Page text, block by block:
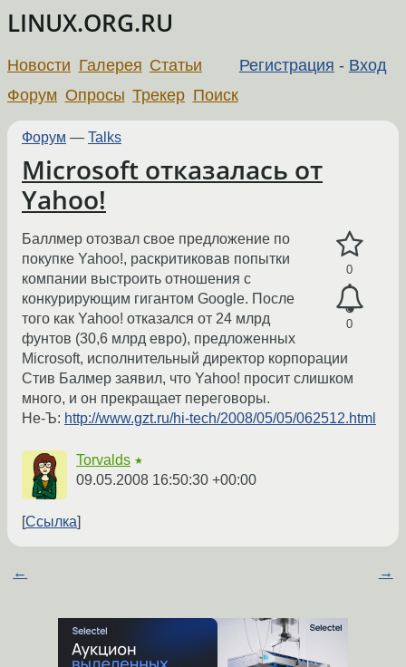
LINUX.ORG.RU
Регистрация - Вход
Новости Галерея Статьи
Форум Опросы Трекер Поиск
Форум — Talks
Microsoft отказалась от
Yahoo!
0
0
Баллмер отозвал свое предложение по
покупке Yahoo!, раскритиковав попытки
компании выстроить отношения с
конкурирующим гигантом Google. После
того как Yahoo! отказался от 24 млрд
фунтов (30,6 млрд евро), предложенных
Microsoft, исполнительный директор корпорации
Стив Балмер заявил, что Yahoo! просит слишком
много, и он прекращает переговоры.
Не-Ъ: http://www.gzt.ru/hi-tech/2008/05/05/062512.html
Torvalds ★
09.05.2008 16:50:30 +00:00
Ссылка
← →